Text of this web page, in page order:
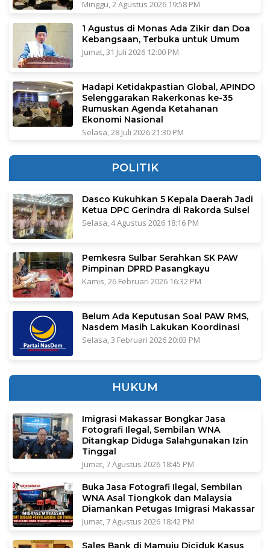
Minggu, 2 Agustus 2026 19:58 PM
1 Agustus di Monas Ada Zikir dan Doa
Kebangsaan, Terbuka untuk Umum
Jumat, 31 Juli 2026 12:00 PM
Hadapi Ketidakpastian Global, APINDO
Selenggarakan Rakerkonas ke-35
Rumuskan Agenda Ketahanan
Ekonomi Nasional
Selasa, 28 Juli 2026 21:30 PM
POLITIK
Dasco Kukuhkan 5 Kepala Daerah Jadi
Ketua DPC Gerindra di Rakorda Sulsel
Selasa, 4 Agustus 2026 18:16 PM
Pemkesra Sulbar Serahkan SK PAW
Pimpinan DPRD Pasangkayu
Kamis, 26 Februari 2026 16:32 PM
Belum Ada Keputusan Soal PAW RMS,
Nasdem Masih Lakukan Koordinasi
Selasa, 3 Februari 2026 20:03 PM
HUKUM
Imigrasi Makassar Bongkar Jasa
Fotografi Ilegal, Sembilan WNA
Ditangkap Diduga Salahgunakan Izin
Tinggal
Jumat, 7 Agustus 2026 18:45 PM
Buka Jasa Fotografi Ilegal, Sembilan
WNA Asal Tiongkok dan Malaysia
Diamankan Petugas Imigrasi Makassar
Jumat, 7 Agustus 2026 18:42 PM
Sales Bank di Mamuju Diciduk Kasus